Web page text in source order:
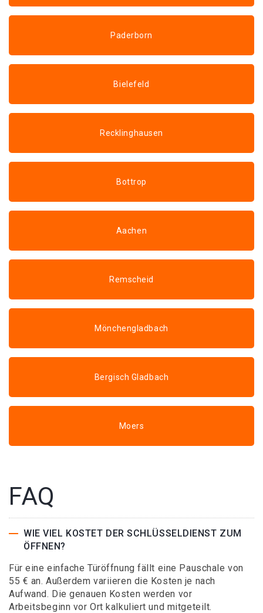
Paderborn
Bielefeld
Recklinghausen
Bottrop
Aachen
Remscheid
Mönchengladbach
Bergisch Gladbach
Moers
FAQ
WIE VIEL KOSTET DER SCHLÜSSELDIENST ZUM
ÖFFNEN?
Für eine einfache Türöffnung fällt eine Pauschale von
55 € an. Außerdem variieren die Kosten je nach
Aufwand. Die genauen Kosten werden vor
Arbeitsbeginn vor Ort kalkuliert und mitgeteilt.